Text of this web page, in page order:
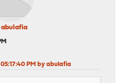
abulafia
PM by abulafia